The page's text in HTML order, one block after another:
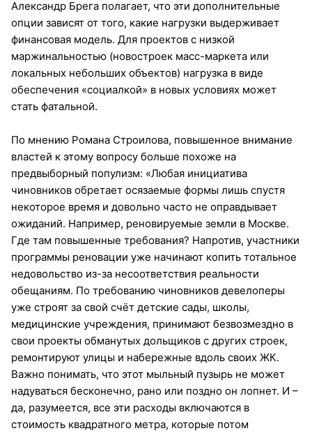
Александр Брега полагает, что эти дополнительные
опции зависят от того, какие нагрузки выдерживает
финансовая модель. Для проектов с низкой
маржинальностью (новостроек масс-маркета или
локальных небольших объектов) нагрузка в виде
обеспечения «социалкой» в новых условиях может
стать фатальной.
По мнению Романа Строилова, повышенное внимание
властей к этому вопросу больше похоже на
предвыборный популизм: «Любая инициатива
чиновников обретает осязаемые формы лишь спустя
некоторое время и довольно часто не оправдывает
ожиданий. Например, реновируемые земли в Москве.
Где там повышенные требования? Напротив, участники
программы реновации уже начинают копить тотальное
недовольство из-за несоответствия реальности
обещаниям. По требованию чиновников девелоперы
уже строят за свой счёт детские сады, школы,
медицинские учреждения, принимают безвозмездно в
свои проекты обманутых дольщиков с других строек,
ремонтируют улицы и набережные вдоль своих ЖК.
Важно понимать, что этот мыльный пузырь не может
надуваться бесконечно, рано или поздно он лопнет. И –
да, разумеется, все эти расходы включаются в
стоимость квадратного метра, которые потом